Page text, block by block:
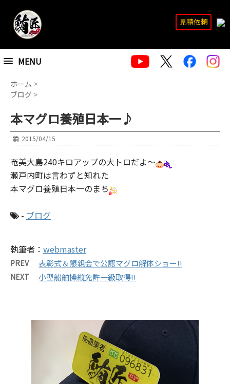
MENU
見積依頼
ホーム >
ブログ >
本マグロ養殖日本一♪
2015/04/15
奄美大島240キロアップの大トロだよ～
瀬戸内町は言わずと知れた
本マグロ養殖日本一のまち
- ブログ
執筆者： webmaster
PREV 表彰式＆懇親会で公認マグロ解体ショー!!
NEXT 小型船舶操縦免許一級取得!!